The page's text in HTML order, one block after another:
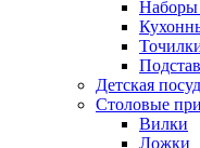
Детская
Столовые
Вилки
Ложки